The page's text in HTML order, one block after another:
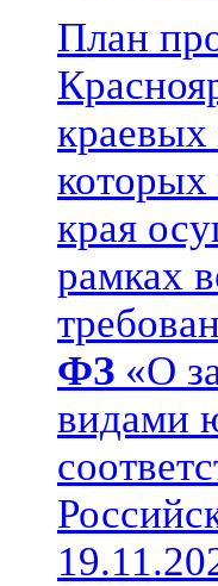
План
которых
края
рамках
ФЗ «О
видами